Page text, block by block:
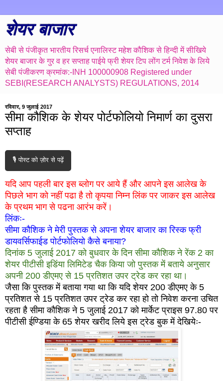
शेयर बाजार
सेबी से पंजीकृत भारतीय रिसर्च एनालिस्ट महेश कौशिक से हिन्दी में सीखिये
शेयर बाजार के गुर व हर सप्ताह पाईये फ्री शेयर टिप लोंग टर्म निवेश के लिये
सेबी पंजीकरण क्रमांक:-INH 100000908 Registered under
SEBI(RESEARCH ANALYSTS) REGULATIONS, 2014
रविवार, 9 जुलाई 2017
सीमा कौशिक के शेयर पोर्टफोलियो निमार्ण का दुसरा
सप्ताह
🎙️ पोस्ट को ज़ोर से पढ़ें
यदि आप पहली बार इस ब्लोग पर आये हैं और आपने इस आलेख के
पिछले भाग को नहीं पढा है तो कृपया निम्न लिंक पर जाकर इस आलेख
के प्रथम भाग से पढना आरंभ करें।
लिंकः-
सीमा कौशिक ने मेरी पुस्तक से अपना शेयर बाजार का रिस्क फ्री
डायवर्सिफाईड पोर्टफोलियो कैसे बनाया?
दिनांक 5 जुलाई 2017 को बुधवार के दिन सीमा कौशिक ने रेंक 2 का
शेयर पीटीसी इडिंया लिमिटेड चैक किया जो पुस्तक में बताये अनुसार
अपनी 200 डीएमए से 15 प्रतिशत उपर ट्रेड कर रहा था।
जैसा कि पुस्तक में बताया गया था कि यदि शेयर 200 डीएमए के 5
प्रतिशत से 15 प्रतिशत उपर ट्रेड कर रहा हो तो निवेश करना उचित
रहता है सीमा कौशिक ने 5 जुलाई 2017 को मार्केट प्राइस 97.80 पर
पीटीसी ईण्डिया के 65 शेयर खरीद लिये इस ट्रेड बुक में देखियेः-